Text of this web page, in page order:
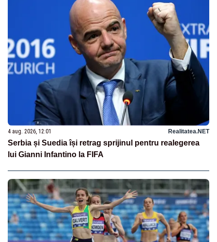
4 aug. 2026, 12:01 Realitatea.NET
Serbia și Suedia își retrag sprijinul pentru realegerea
lui Gianni Infantino la FIFA